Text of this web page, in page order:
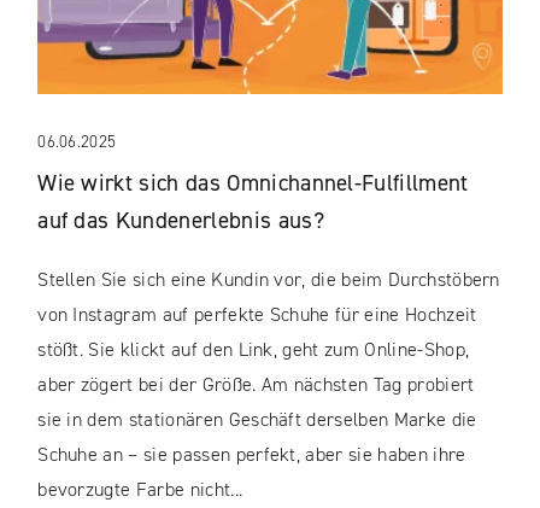
06.06.2025
Wie wirkt sich das Omnichannel-Fulfillment
auf das Kundenerlebnis aus?
Stellen Sie sich eine Kundin vor, die beim Durchstöbern
von Instagram auf perfekte Schuhe für eine Hochzeit
stößt. Sie klickt auf den Link, geht zum Online-Shop,
aber zögert bei der Größe. Am nächsten Tag probiert
sie in dem stationären Geschäft derselben Marke die
Schuhe an – sie passen perfekt, aber sie haben ihre
bevorzugte Farbe nicht...